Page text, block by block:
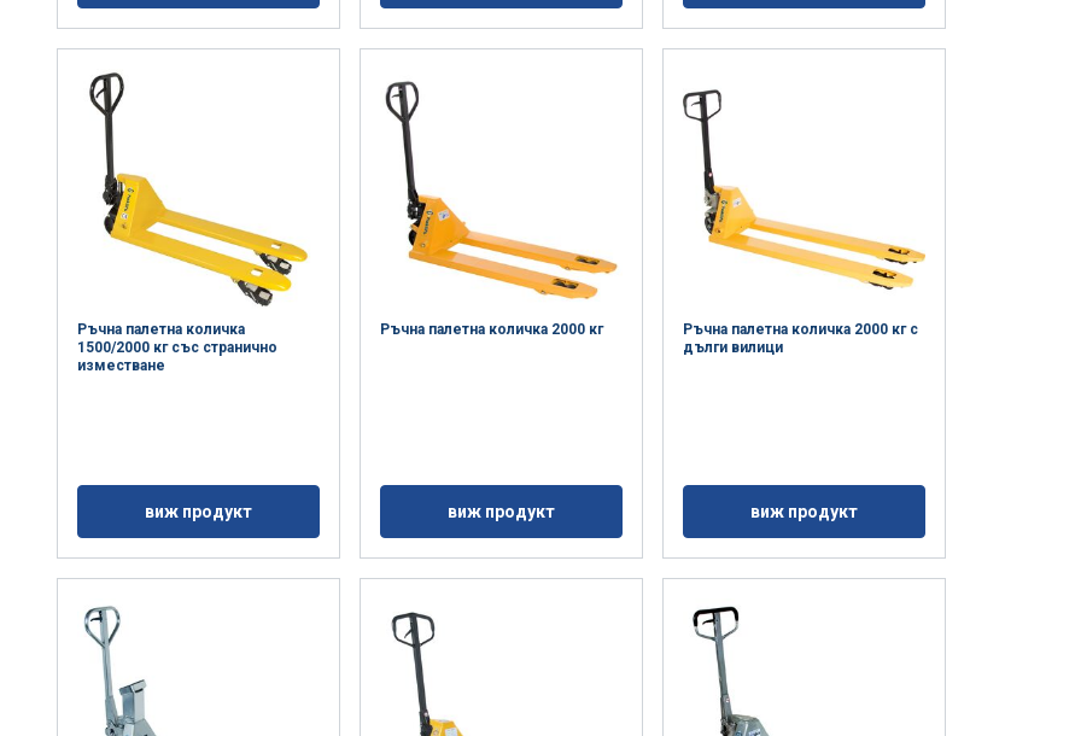
Ръчна палетна количка
1500/2000 кг със странично
изместване
виж продукт
Ръчна палетна количка 2000 кг
виж продукт
Ръчна палетна количка 2000 кг с
дълги вилици
виж продукт